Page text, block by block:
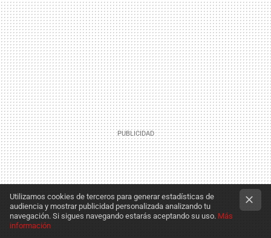
Utilizamos cookies de terceros para generar estadísticas de
audiencia y mostrar publicidad personalizada analizando tu
navegación. Si sigues navegando estarás aceptando su uso. Más
información